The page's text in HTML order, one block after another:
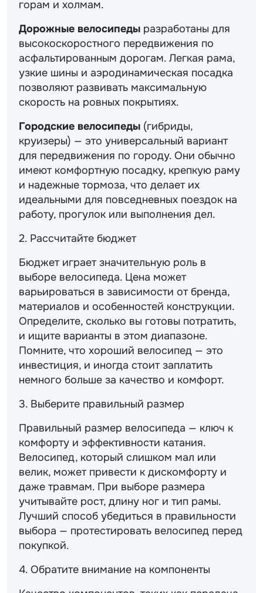
горам и холмам.
Дорожные велосипеды разработаны для
высокоскоростного передвижения по
асфальтированным дорогам. Легкая рама,
узкие шины и аэродинамическая посадка
позволяют развивать максимальную
скорость на ровных покрытиях.
Городские велосипеды (гибриды,
круизеры) — это универсальный вариант
для передвижения по городу. Они обычно
имеют комфортную посадку, крепкую раму
и надежные тормоза, что делает их
идеальными для повседневных поездок на
работу, прогулок или выполнения дел.
2. Рассчитайте бюджет
Бюджет играет значительную роль в
выборе велосипеда. Цена может
варьироваться в зависимости от бренда,
материалов и особенностей конструкции.
Определите, сколько вы готовы потратить,
и ищите варианты в этом диапазоне.
Помните, что хороший велосипед — это
инвестиция, и иногда стоит заплатить
немного больше за качество и комфорт.
3. Выберите правильный размер
Правильный размер велосипеда — ключ к
комфорту и эффективности катания.
Велосипед, который слишком мал или
велик, может привести к дискомфорту и
даже травмам. При выборе размера
учитывайте рост, длину ног и тип рамы.
Лучший способ убедиться в правильности
выбора — протестировать велосипед перед
покупкой.
4. Обратите внимание на компоненты